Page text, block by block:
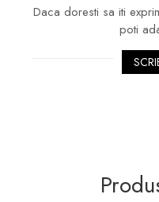
Daca doresti sa iti
poti